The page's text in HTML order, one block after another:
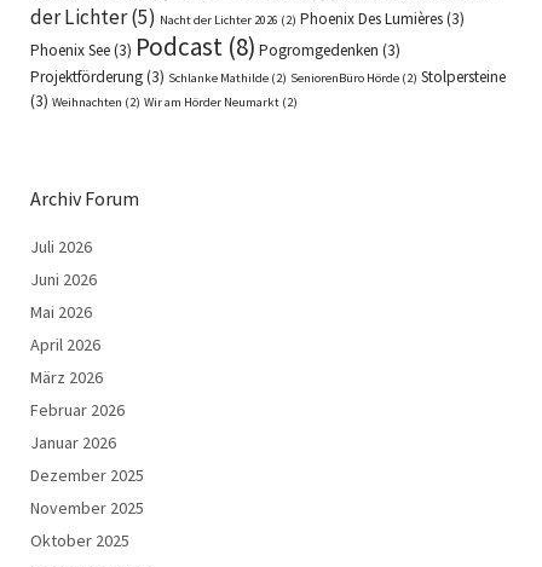
der Lichter(5) Nacht der Lichter 2026 (2) Phoenix Des Lumières(3)
Phoenix See(3) Podcast (8) Pogromgedenken (3)
Projektförderung(3) Schlanke Mathilde (2) SeniorenBüro Hörde (2) Stolpersteine
(3) Weihnachten (2) Wir am Hörder Neumarkt (2)
Archiv Forum
Juli 2026
Juni 2026
Mai 2026
April 2026
März 2026
Februar 2026
Januar 2026
Dezember 2025
November 2025
Oktober 2025